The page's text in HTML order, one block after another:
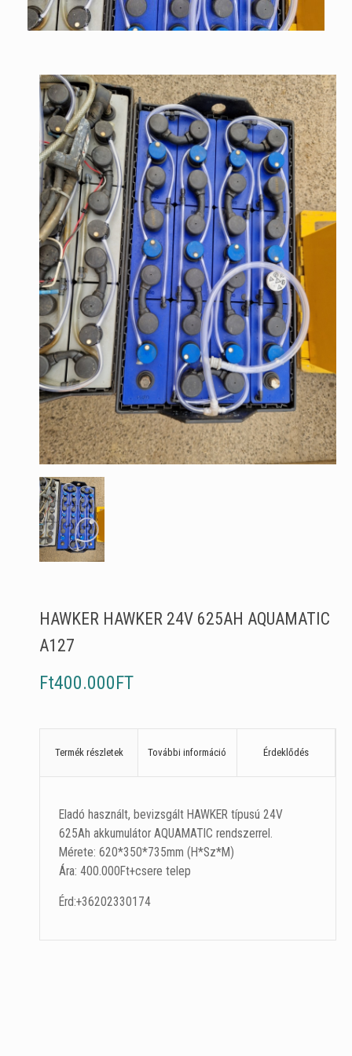
HAWKER HAWKER 24V 625AH AQUAMATIC
A127
Ft400.000FT
Termék részletek További információ Érdeklődés
Eladó használt, bevizsgált HAWKER típusú 24V
625Ah akkumulátor AQUAMATIC rendszerrel.
Mérete: 620*350*735mm (H*Sz*M)
Ára: 400.000Ft+csere telep
Érd:+36202330174